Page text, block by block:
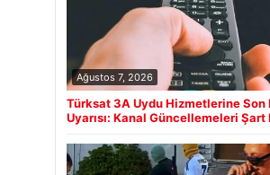
Ağustos 7, 2026
Türksat 3A Uydu Hizmetlerine Son
Uyarısı: Kanal Güncellemeleri